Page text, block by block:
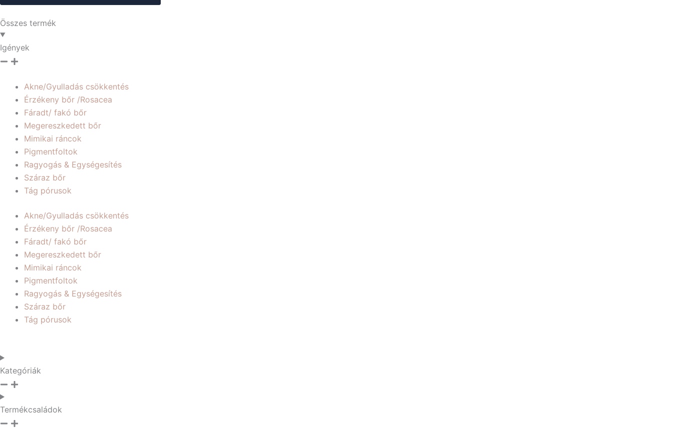
Összes termék
Igények
Akne/Gyulladás csökkentés
Érzékeny bőr /Rosacea
Fáradt/ fakó bőr
Megereszkedett bőr
Mimikai ráncok
Pigmentfoltok
Ragyogás & Egységesítés
Száraz bőr
Tág pórusok
Akne/Gyulladás csökkentés
Érzékeny bőr /Rosacea
Fáradt/ fakó bőr
Megereszkedett bőr
Mimikai ráncok
Pigmentfoltok
Ragyogás & Egységesítés
Száraz bőr
Tág pórusok
Kategóriák
Termékcsaládok